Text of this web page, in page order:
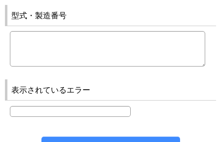
型式・製造番号
表示されているエラー